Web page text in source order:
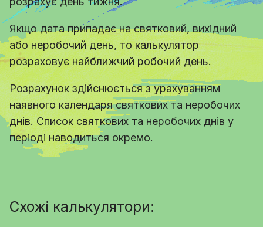
Якщо дата припадає на святковий, вихідний
або неробочий день, то калькулятор
розраховує найближчий робочий день.
Розрахунок здійснюється з урахуванням
наявного календаря святкових та неробочих
днів. Список святкових та неробочих днів у
періоді наводиться окремо.
Схожі калькулятори: